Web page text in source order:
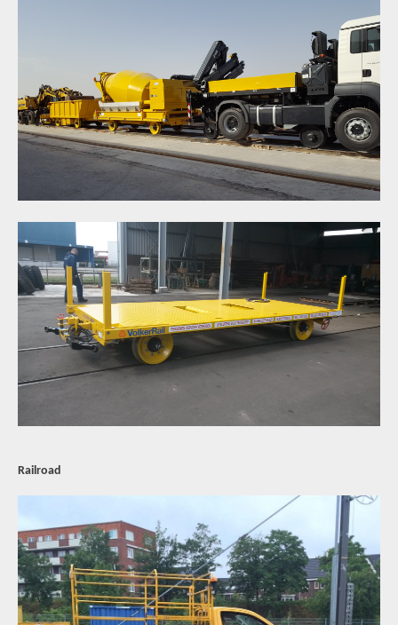
Railroad